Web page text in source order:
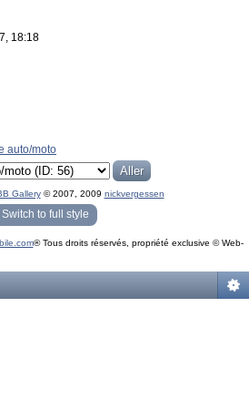
18:18
auto/moto
Gallery© 2007, 2009 nickvergessen
française par
darky
Switch to full style
® Tous droits réservés, propriété exclusive © Web-